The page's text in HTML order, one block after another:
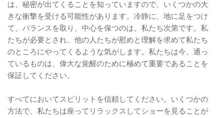
は、秘密が出てくることを知っていますので、いくつかの大
きな衝撃を受ける可能性があります。冷静に、地に足をつけ
て、バランスを取り、中心を保つのは、私たち次第です。私
たちが必要とされ、他の人たちが慰めと理解を求めて私たち
のところにやってくるような気がします。私たちは今、通っ
ているものは、偉大な覚醒のために極めて重要であることを
保証してください。
すべてにおいてスピリットを信頼してください。いくつかの
方法で、私たちは座ってリラックスしてショーを見ることが